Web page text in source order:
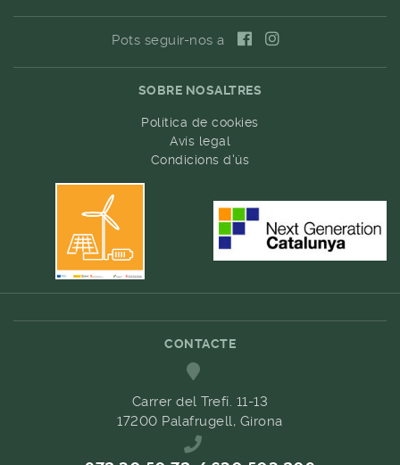
Pots seguir-nos a
SOBRE NOSALTRES
Política de cookies
Avís legal
Condicions d'ús
CONTACTE
Carrer del Trefí. 11-13
17200 Palafrugell, Girona